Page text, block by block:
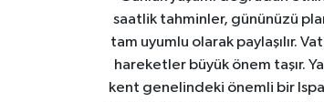
saatlik tahminler, gününüzü
tam uyumlu olarak paylaşılır.
hareketler büyük önem taşır.
kent genelindeki önemli bir